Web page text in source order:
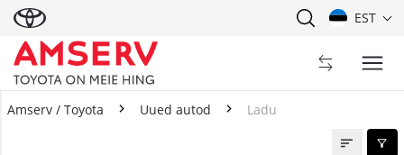
EST
Amserv / Toyota Uued autod Ladu